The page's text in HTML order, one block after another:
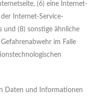
(6) eine Internet-
der Internet-Service-
und (8) sonstige ähnliche
im Falle
Daten und Informationen